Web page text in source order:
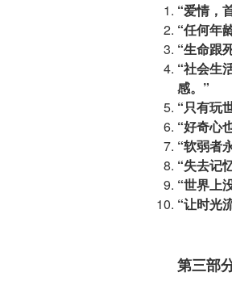
“爱情，
“任何年
“生命跟
“社会生
感。”
“只有玩
“好奇心
“软弱者
“失去记
“世界上
“让时光
第三部